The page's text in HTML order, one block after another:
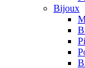
Bijoux